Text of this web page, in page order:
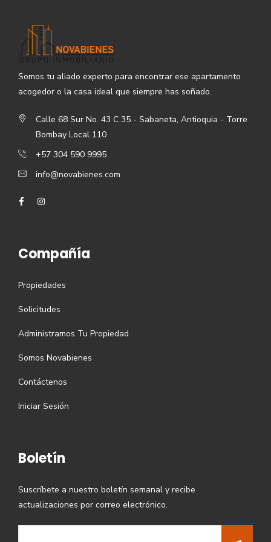
Somos tu aliado experto para encontrar ese apartamento
acogedor o la casa ideal que siempre has soñado.
Calle 68 Sur No. 43 C 35 - Sabaneta, Antioquia - Torre
Bombay Local 110
+57 304 590 9995
info@novabienes.com
Compañía
Propiedades
Solicitudes
Administramos Tu Propiedad
Somos Novabienes
Contáctenos
Iniciar Sesión
Boletín
Suscríbete a nuestro boletín semanal y recibe
actualizaciones por correo electrónico.